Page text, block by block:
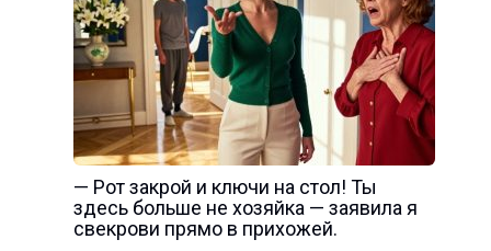
— Рот закрой и ключи на стол! Ты
здесь больше не хозяйка — заявила я
свекрови прямо в прихожей.